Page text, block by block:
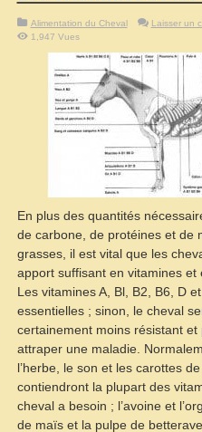
Alimentation du Cheval
Laisser un
1,947 Vues
En plus des quantités
de carbone, de protéines et de
grasses, il est vital que les
apport suffisant en vitamines et
Les vitamines A, Bl, B2, B6, D
essentielles ; sinon, le cheval
certainement moins résistant et
attraper une maladie.
l’herbe, le son et les carottes
contiendront la plupart des
cheval a besoin ; l’avoine et
de maïs et la pulpe de